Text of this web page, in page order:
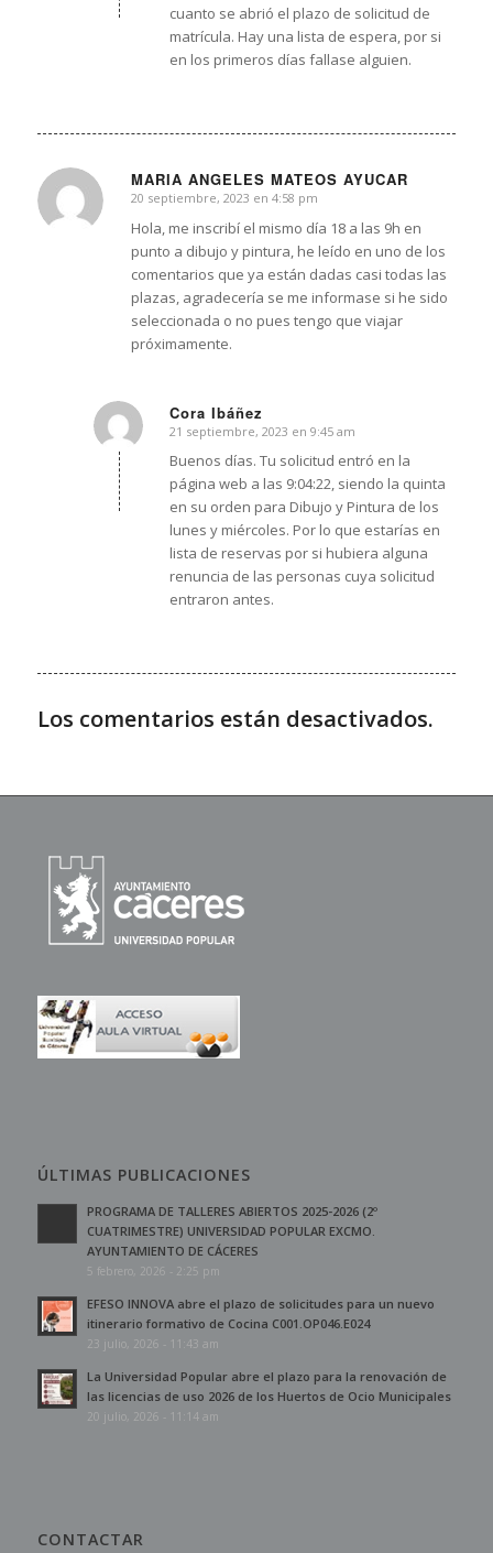
cuanto se abrió el plazo de solicitud de
matrícula. Hay una lista de espera, por si
en los primeros días fallase alguien.
MARIA ANGELES MATEOS AYUCAR
Dice:
20 septiembre, 2023 en 4:58 pm
Hola, me inscribí el mismo día 18 a las 9h en
punto a dibujo y pintura, he leído en uno de los
comentarios que ya están dadas casi todas las
plazas, agradecería se me informase si he sido
seleccionada o no pues tengo que viajar
próximamente.
Cora Ibáñez
Dice:
21 septiembre, 2023 en 9:45 am
Buenos días. Tu solicitud entró en la
página web a las 9:04:22, siendo la quinta
en su orden para Dibujo y Pintura de los
lunes y miércoles. Por lo que estarías en
lista de reservas por si hubiera alguna
renuncia de las personas cuya solicitud
entraron antes.
Los comentarios están desactivados.
ÚLTIMAS PUBLICACIONES
PROGRAMA DE TALLERES ABIERTOS 2025-2026 (2º
CUATRIMESTRE) UNIVERSIDAD POPULAR EXCMO.
AYUNTAMIENTO DE CÁCERES
5 febrero, 2026 - 2:25 pm
EFESO INNOVA abre el plazo de solicitudes para un nuevo
itinerario formativo de Cocina C001.OP046.E024
23 julio, 2026 - 11:43 am
La Universidad Popular abre el plazo para la renovación de
las licencias de uso 2026 de los Huertos de Ocio Municipales
20 julio, 2026 - 11:14 am
CONTACTAR